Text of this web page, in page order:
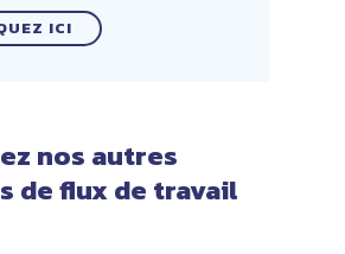
ICI
nos autres
de flux de travail